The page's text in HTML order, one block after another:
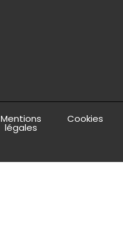
Mentions
légales
Cookies